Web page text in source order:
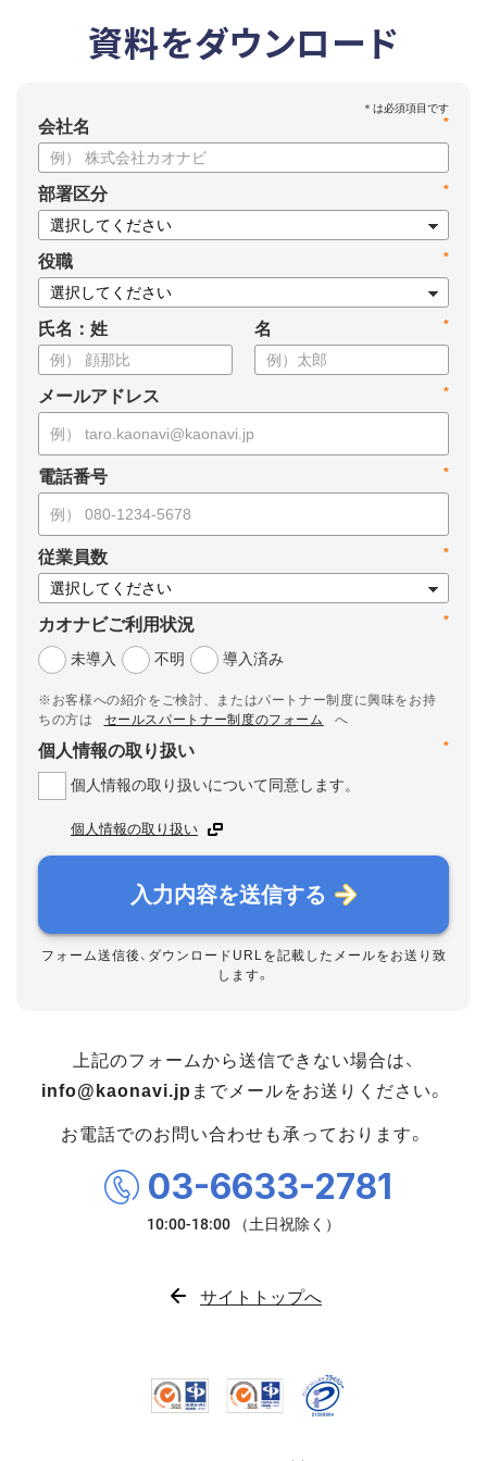
資料をダウンロード
*
会社名
*
部署区分
*
役職
氏名：姓 *
名
*
メールアドレス
*
電話番号
*
従業員数
*
カオナビご利用状況
未導入
不明 導入済み
※お客様への紹介をご検討、またはパートナー制度に興味をお持
ちの方は
セールスパートナー制度のフォーム
へ
*
個人情報の取り扱い
個人情報の取り扱いについて同意します。
個人情報の取り扱い
入力内容を送信する
フォーム送信後、ダウンロードURLを記載したメールをお送り致
します。
上記のフォームから送信できない場合は、
info@kaonavi.jp までメールをお送りください。
お電話でのお問い合わせも承っております。
03-6633-2781
サイトトップへ